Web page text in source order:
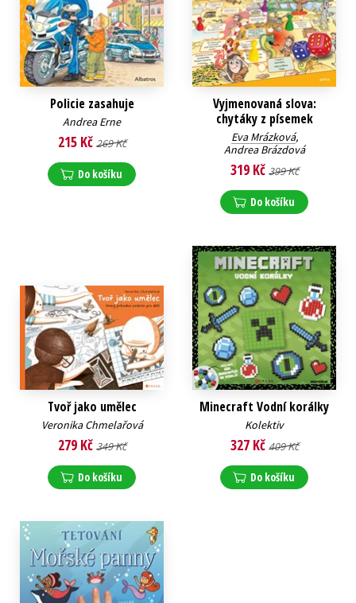
Policie zasahuje
Andrea Erne
215 Kč 269 Kč
Do košíku
Vyjmenovaná slova:
chytáky z písemek
Eva Mrázková,
Andrea Brázdová
319 Kč 399 Kč
Do košíku
Tvoř jako umělec
Veronika Chmelařová
279 Kč 349 Kč
Do košíku
Minecraft Vodní korálky
Kolektiv
327 Kč 409 Kč
Do košíku